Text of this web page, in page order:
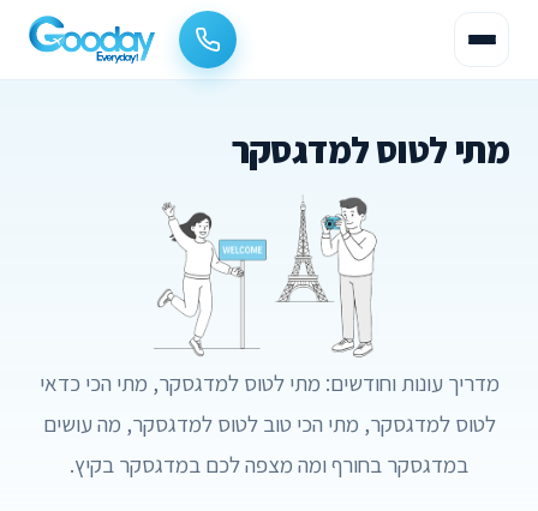
מתי לטוס למדגסקר
מדריך עונות וחודשים: מתי לטוס למדגסקר, מתי הכי כדאי
לטוס למדגסקר, מתי הכי טוב לטוס למדגסקר, מה עושים
במדגסקר בחורף ומה מצפה לכם במדגסקר בקיץ.